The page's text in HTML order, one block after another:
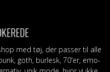
med tøj, der passer til alle
goth, burlesk, 70'er, emo-